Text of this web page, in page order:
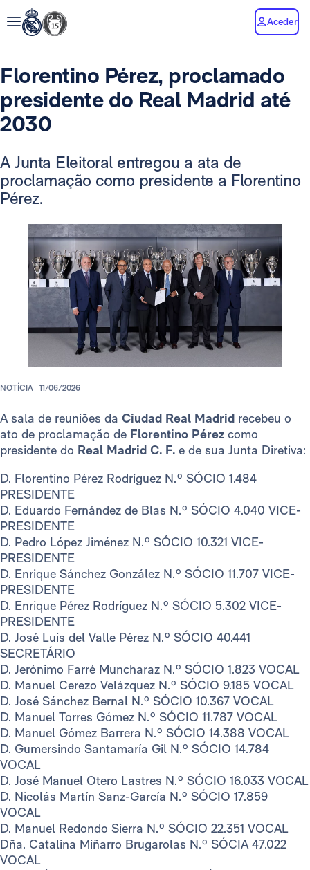
Aceder
Florentino Pérez, proclamado
presidente do Real Madrid até
2030
A Junta Eleitoral entregou a ata de
proclamação como presidente a Florentino
Pérez.
NOTÍCIA 11/06/2026
A sala de reuniões da Ciudad Real Madrid recebeu o
ato de proclamação de Florentino Pérez como
presidente do Real Madrid C. F. e de sua Junta Diretiva:
D. Florentino Pérez Rodríguez N.º SÓCIO 1.484
PRESIDENTE
D. Eduardo Fernández de Blas N.º SÓCIO 4.040 VICE-
PRESIDENTE
D. Pedro López Jiménez N.º SÓCIO 10.321 VICE-
PRESIDENTE
D. Enrique Sánchez González N.º SÓCIO 11.707 VICE-
PRESIDENTE
D. Enrique Pérez Rodríguez N.º SÓCIO 5.302 VICE-
PRESIDENTE
D. José Luis del Valle Pérez N.º SÓCIO 40.441
SECRETÁRIO
D. Jerónimo Farré Muncharaz N.º SÓCIO 1.823 VOCAL
D. Manuel Cerezo Velázquez N.º SÓCIO 9.185 VOCAL
D. José Sánchez Bernal N.º SÓCIO 10.367 VOCAL
D. Manuel Torres Gómez N.º SÓCIO 11.787 VOCAL
D. Manuel Gómez Barrera N.º SÓCIO 14.388 VOCAL
D. Gumersindo Santamaría Gil N.º SÓCIO 14.784
VOCAL
D. José Manuel Otero Lastres N.º SÓCIO 16.033 VOCAL
D. Nicolás Martín Sanz-García N.º SÓCIO 17.859
VOCAL
D. Manuel Redondo Sierra N.º SÓCIO 22.351 VOCAL
Dña. Catalina Miñarro Brugarolas N.º SÓCIA 47.022
VOCAL